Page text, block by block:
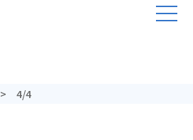
4/4